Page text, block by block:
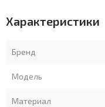
Характеристики
Бренд
Модель
Материал